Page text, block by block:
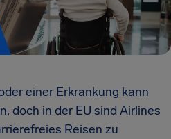
einer Erkrankung kann
doch in der EU sind Airlines
Reisen zu